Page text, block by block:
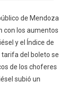
de Mendoza
con los aumentos
y el Índice de
tarifa del boleto se
de los choferes
subió un